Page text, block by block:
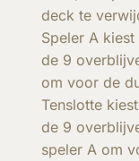
deck te
Speler A
de 9
om voor de
Tenslotte
de 9
speler A om